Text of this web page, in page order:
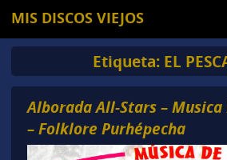
MIS DISCOS VIEJOS
Etiqueta: EL
Alborada All-Stars –
– Folklore Purhépecha